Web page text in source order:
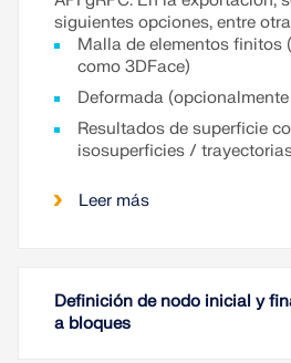
siguientes opciones, entre
Malla de elementos finitos
como 3DFace)
Deformada
Resultados de superficie
isosuperficies /
Leer más
Definición de nodo inicial y
a bloques